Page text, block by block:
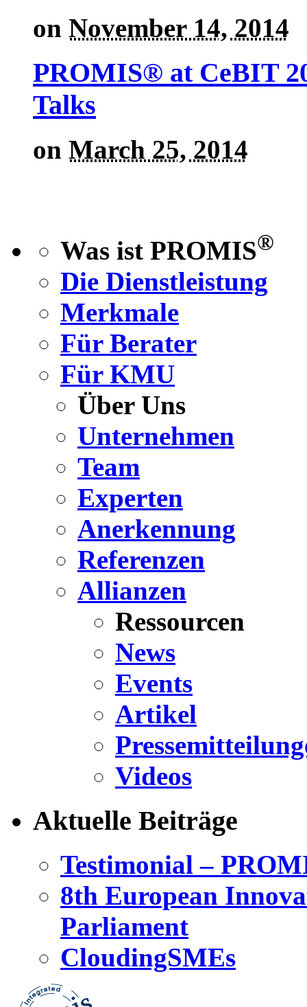
on November 14, 2014
PROMIS® at CeBIT
Talks
on March 25, 2014
Was ist PROMIS®
Die Dienstleistung
Merkmale
Für Berater
Für KMU
Über Uns
Unternehmen
Team
Experten
Anerkennung
Referenzen
Allianzen
Ressourcen
News
Events
Artikel
Videos
Aktuelle Beiträge
Testimonial –
8th European
Parliament
CloudingSMEs